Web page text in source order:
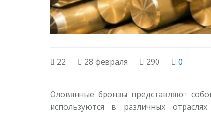
22 28 февраля 290 0
Оловянные бронзы представляют
используются в различных